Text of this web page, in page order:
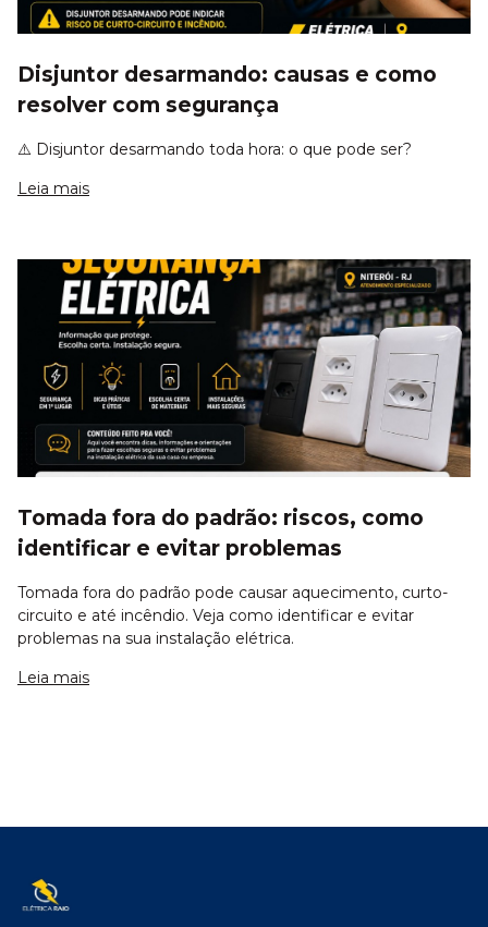
Disjuntor desarmando: causas e como
resolver com segurança
⚠️ Disjuntor desarmando toda hora: o que pode ser?
Leia mais
Tomada fora do padrão: riscos, como
identificar e evitar problemas
Tomada fora do padrão pode causar aquecimento, curto-
circuito e até incêndio. Veja como identificar e evitar
problemas na sua instalação elétrica.
Leia mais